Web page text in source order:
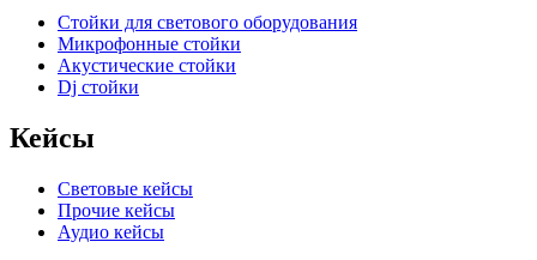
Стойки для светового оборудования
Микрофонные стойки
Акустические стойки
Dj стойки
Кейсы
Световые кейсы
Прочие кейсы
Аудио кейсы